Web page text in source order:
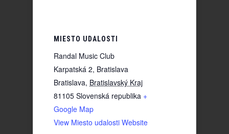
MIESTO UDALOSTI
Randal Music Club
Karpatská 2, Bratislava
Bratislava, Bratislavský Kraj
81105 Slovenská republika +
Google Map
View Miesto udalosti Website